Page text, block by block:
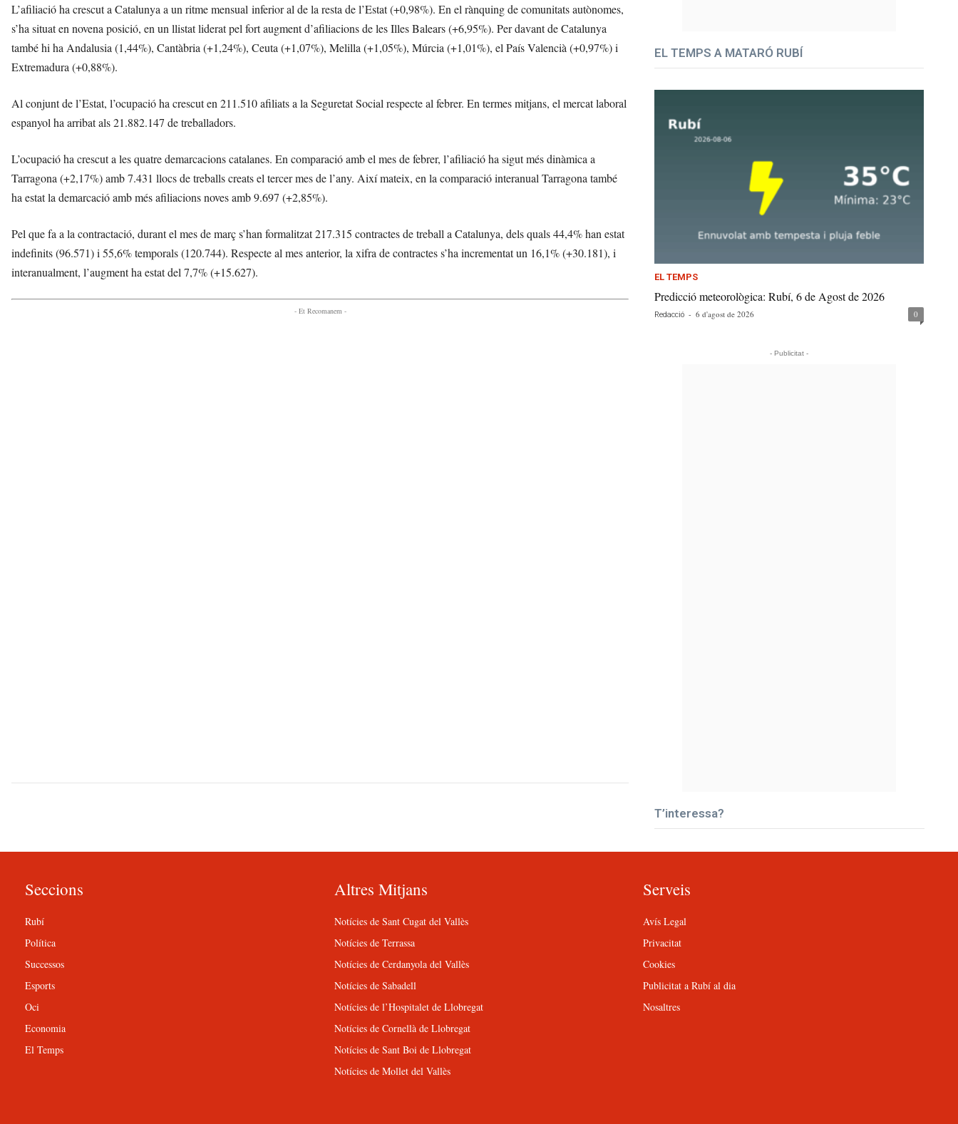
L’afiliació ha crescut a Catalunya a un ritme mensual inferior al de la resta de l’Estat (+0,98%). En el rànquing de comunitats autònomes,
s’ha situat en novena posició, en un llistat liderat pel fort augment d’afiliacions de les Illes Balears (+6,95%). Per davant de Catalunya
també hi ha Andalusia (1,44%), Cantàbria (+1,24%), Ceuta (+1,07%), Melilla (+1,05%), Múrcia (+1,01%), el País Valencià (+0,97%) i
Extremadura (+0,88%).
Al conjunt de l’Estat, l’ocupació ha crescut en 211.510 afiliats a la Seguretat Social respecte al febrer. En termes mitjans, el mercat laboral
espanyol ha arribat als 21.882.147 de treballadors.
L’ocupació ha crescut a les quatre demarcacions catalanes. En comparació amb el mes de febrer, l’afiliació ha sigut més dinàmica a
Tarragona (+2,17%) amb 7.431 llocs de treballs creats el tercer mes de l’any. Així mateix, en la comparació interanual Tarragona també
ha estat la demarcació amb més afiliacions noves amb 9.697 (+2,85%).
Pel que fa a la contractació, durant el mes de març s’han formalitzat 217.315 contractes de treball a Catalunya, dels quals 44,4% han estat
indefinits (96.571) i 55,6% temporals (120.744). Respecte al mes anterior, la xifra de contractes s’ha incrementat un 16,1% (+30.181), i
interanualment, l’augment ha estat del 7,7% (+15.627).
- Et Recomanem -
EL TEMPS A MATARÓ RUBÍ
EL TEMPS
Predicció meteorològica: Rubí, 6 de Agost de 2026
Redacció - 6 d'agost de 2026 0
- Publicitat -
T’interessa?
Seccions
Rubí
Política
Successos
Esports
Oci
Economia
El Temps
Altres Mitjans
Notícies de Sant Cugat del Vallès
Notícies de Terrassa
Notícies de Cerdanyola del Vallès
Notícies de Sabadell
Notícies de l’Hospitalet de Llobregat
Notícies de Cornellà de Llobregat
Notícies de Sant Boi de Llobregat
Notícies de Mollet del Vallès
Serveis
Avís Legal
Privacitat
Cookies
Publicitat a Rubí al dia
Nosaltres